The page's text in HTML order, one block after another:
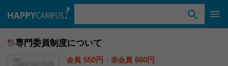
専門委員制度について
会員 550円 非会員 660円